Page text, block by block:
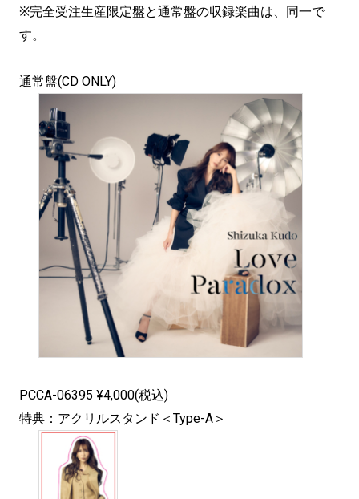
※完全受注生産限定盤と通常盤の収録楽曲は、同一で
す。
通常盤(CD ONLY)
PCCA-06395 ¥4,000(税込)
特典：アクリルスタンド＜Type-A＞